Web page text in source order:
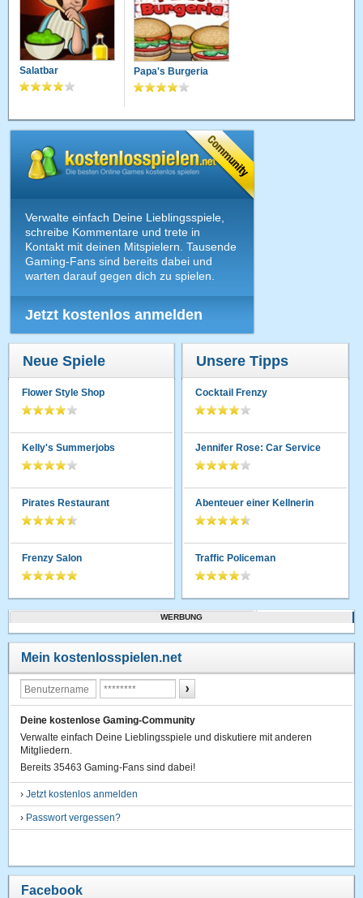
Salatbar Papa's Burgeria
Verwalte einfach Deine Lieblingsspiele,
schreibe Kommentare und trete in
Kontakt mit deinen Mitspielern. Tausende
Gaming-Fans sind bereits dabei und
warten darauf gegen dich zu spielen.
Jetzt kostenlos anmelden
Neue Spiele
Flower Style Shop
Kelly's Summerjobs
Pirates Restaurant
Frenzy Salon
Unsere Tipps
Cocktail Frenzy
Jennifer Rose: Car Service
Abenteuer einer Kellnerin
Traffic Policeman
WERBUNG
Mein kostenlosspielen.net
Deine kostenlose Gaming-Community
Verwalte einfach Deine Lieblingsspiele und diskutiere mit anderen
Mitgliedern.
Bereits 35463 Gaming-Fans sind dabei!
›Jetzt kostenlos anmelden
› Passwort vergessen?
Facebook